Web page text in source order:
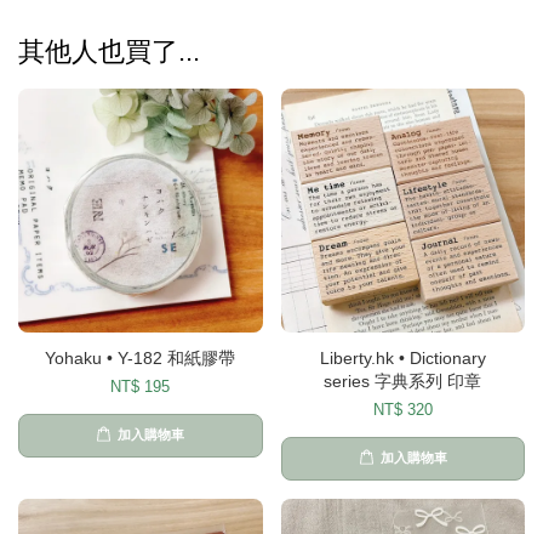
其他人也買了...
Yohaku • Y-182 和紙膠帶
NT$ 195
加入購物車
Liberty.hk • Dictionary
series 字典系列 印章
NT$ 320
加入購物車